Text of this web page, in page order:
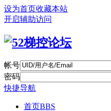
设为首页收藏本站
开启辅助访问
帐号
密码
快捷导航
首页BBS